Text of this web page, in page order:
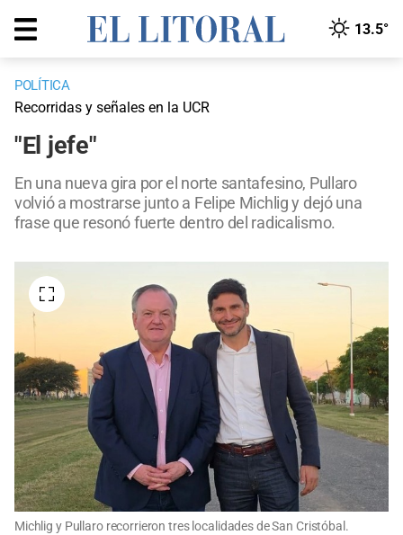
13.5°
POLÍTICA
Recorridas y señales en la UCR
"El jefe"
En una nueva gira por el norte santafesino, Pullaro
volvió a mostrarse junto a Felipe Michlig y dejó una
frase que resonó fuerte dentro del radicalismo.
Michlig y Pullaro recorrieron tres localidades de San Cristóbal.